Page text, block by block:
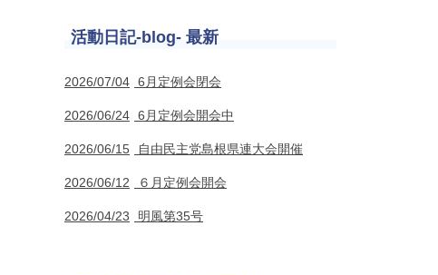
活動日記-blog- 最新
2026/07/04 6月定例会閉会
2026/06/24 6月定例会開会中
2026/06/15 自由民主党島根県連大会開催
2026/06/12 ６月定例会開会
2026/04/23 明風第35号